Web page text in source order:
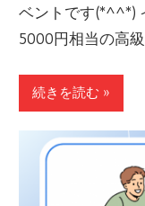
ベントです(*^^*)
5000円相当の高
続きを読む »